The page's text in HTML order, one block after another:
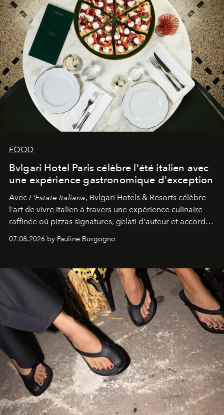
FOOD
Bvlgari Hotel Paris célèbre l'été italien avec
une expérience gastronomique d'exception
Avec L'Estate Italiana, Bvlgari Hotels & Resorts célèbre
l'art de vivre italien à travers une expérience culinaire
raffinée où pizzas signatures, gelati d'auteur et accords
d'exception composent un véritable voyage sensoriel.
07.08.2026 by Pauline Borgogno